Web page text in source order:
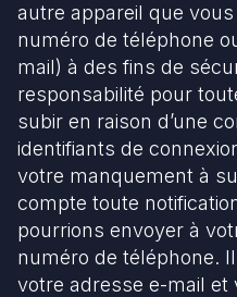
autre appareil que vous
numéro de téléphone
mail) à des fins de
responsabilité pour
subir en raison d’une
identifiants de
votre manquement à
compte toute
pourrions envoyer à
numéro de téléphone.
votre adresse e-mail et